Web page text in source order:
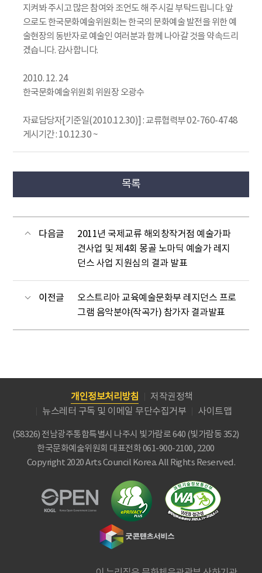
지켜봐 주시고 많은 참여와 조언도 해 주시길 부탁드립니다. 앞
으로도 한국문화예술위원회는 한국의 문화예술 발전을 위한 예
술현장의 동반자로 예술인 여러분과 함께 나아갈 것을 약속드리
겠습니다. 감사합니다.
2010. 12. 24
한국문화예술위원회 위원장 오광수
자료담당자[기준일(2010.12.30)] : 교류협력부 02-760-4748
게시기간 : 10.12.30 ~
목록
다음글
2011년 국제교류 해외창작거점 예술가파
견사업 및 제4회 몽골 노마딕 예술가 레지
던스 사업 지원심의 결과 발표
이전글
오스트리아 교육예술문화부 레지던스 프로
그램 음악분야(작곡가) 참가자 결과발표
개인정보처리방침
저작권정책
뉴스레터 구독 및 이메일 무단수집거부
사이트맵
(58326) 전남광주통합특별시 나주시 빛가람로 640 (빛가람동 352)
한국문화예술위원회 대표전화 061-900-2100, 2200
Copyright 2020 Arts Council Korea. All Rights Reserved.